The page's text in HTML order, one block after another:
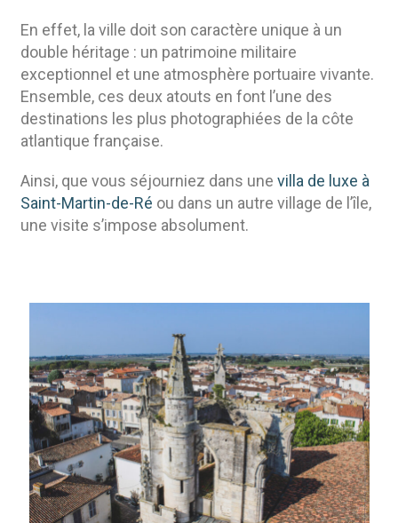
En effet, la ville doit son caractère unique à un
double héritage : un patrimoine militaire
exceptionnel et une atmosphère portuaire vivante.
Ensemble, ces deux atouts en font l’une des
destinations les plus photographiées de la côte
atlantique française.
Ainsi, que vous séjourniez dans une villa de luxe à
Saint-Martin-de-Ré ou dans un autre village de l’île,
une visite s’impose absolument.